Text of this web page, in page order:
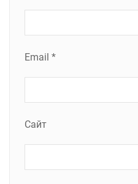
Email *
Сайт